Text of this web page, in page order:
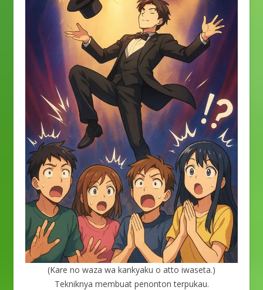
(Kare no waza wa kankyaku o atto iwaseta.)
Tekniknya membuat penonton terpukau.